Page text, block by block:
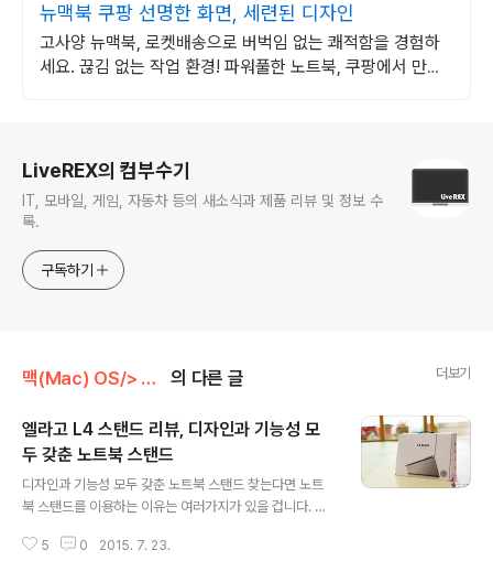
뉴맥북 쿠팡 선명한 화면, 세련된 디자인
고사양 뉴맥북, 로켓배송으로 버벅임 없는 쾌적함을 경험하
세요. 끊김 없는 작업 환경! 파워풀한 노트북, 쿠팡에서 만나
LiveREX의 컴부수기
IT, 모바일, 게임, 자동차 등의 새소식과 제품 리뷰 및 정보 수
록.
구독하기
맥(Mac) OS/> Mac 관련 제품 의 다른 글 더보기
엘라고 L4 스탠드 리뷰, 디자인과 기능성 모
두 갖춘 노트북 스탠드
디자인과 기능성 모두 갖춘 노트북 스탠드 찾는다면 노트
북 스탠드를 이용하는 이유는 여러가지가 있을 겁니다. 보
이나마 작업하는 눈높이를 맞추기 위해 이를 활용하실텐데
5 0 2015. 7. 23.